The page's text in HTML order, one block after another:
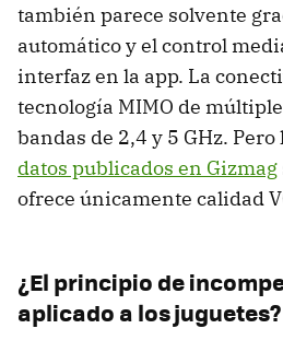
también parece solvente
automático y el control
interfaz en la app. La
tecnología MIMO de
bandas de 2,4 y 5 GHz. Pero
datos publicados en Gizmag
ofrece únicamente calidad
¿El principio de
aplicado a los juguetes?